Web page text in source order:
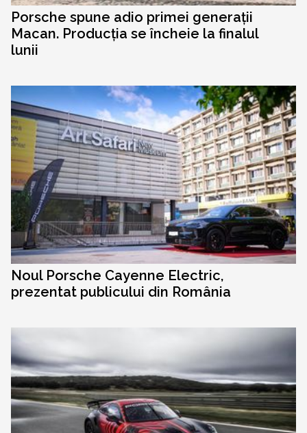
Porsche spune adio primei generații
Macan. Producția se încheie la finalul
lunii
Noul Porsche Cayenne Electric,
prezentat publicului din România